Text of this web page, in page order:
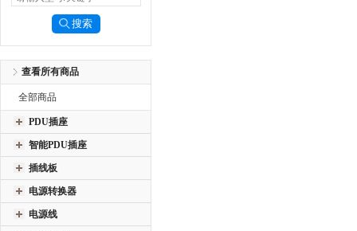
查看所有商品
全部商品
PDU插座
智能PDU插座
插线板
电源转换器
电源线